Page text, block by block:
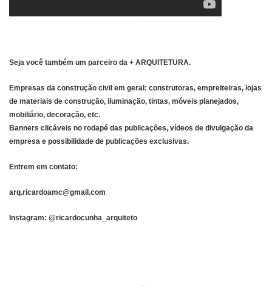
Seja você também um parceiro da + ARQUITETURA.
Empresas da construção civil em geral: construtoras, empreiteiras, lojas
de materiais de construção, iluminação, tintas, móveis planejados,
mobiliário, decoração, etc.
Banners clicáveis no rodapé das publicações, vídeos de divulgação da
empresa e possibilidade de publicações exclusivas.
Entrem em contato:
arq.ricardoamc@gmail.com
Instagram: @ricardocunha_arquiteto